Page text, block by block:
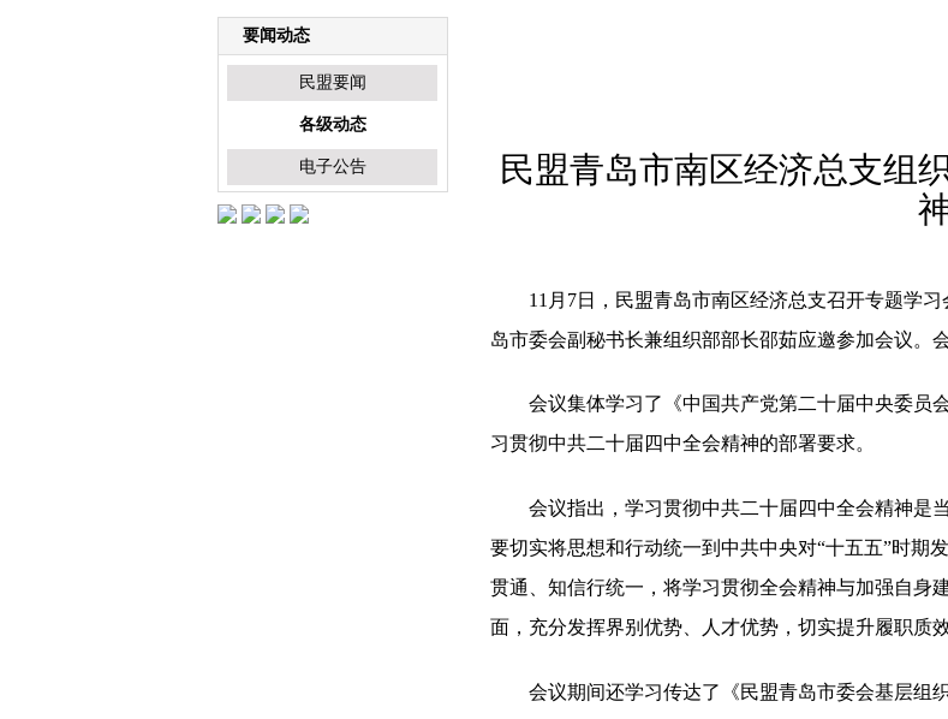
要闻动态
民盟要闻
各级动态
电子公告 民盟青岛市南区经济总支组
11月7日，民盟青岛市南区经济总支召开专题学
岛市委会副秘书长兼组织部部长邵茹应邀参加会议。
会议集体学习了《中国共产党第二十届中央委员
习贯彻中共二十届四中全会精神的部署要求。
会议指出，学习贯彻中共二十届四中全会精神是
要切实将思想和行动统一到中共中央对“十五五”时期
贯通、知信行统一，将学习贯彻全会精神与加强自身
面，充分发挥界别优势、人才优势，切实提升履职质
会议期间还学习传达了《民盟青岛市委会基层组